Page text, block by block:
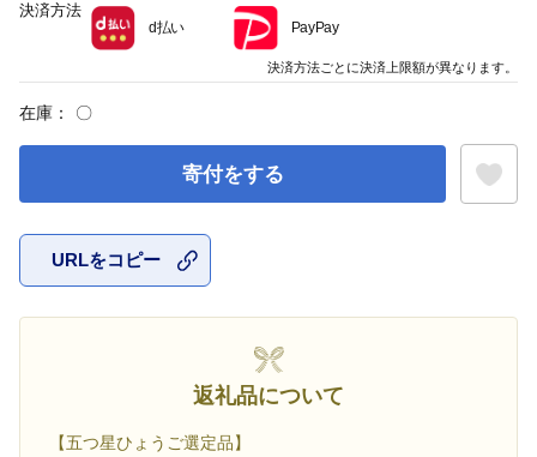
在庫： 〇
寄付をする
URLをコピー
返礼品について
【五つ星ひょうご選定品】
決済方法
d払い PayPay
決済方法ごとに決済上限額が異なります。